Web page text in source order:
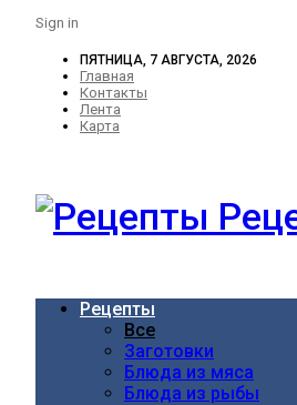
Sign in
ПЯТНИЦА, 7 АВГУСТА, 2026
Главная
Контакты
Лента
Карта
Рецепты
Все
Заготовки
Блюда из мяса
Блюда из рыбы